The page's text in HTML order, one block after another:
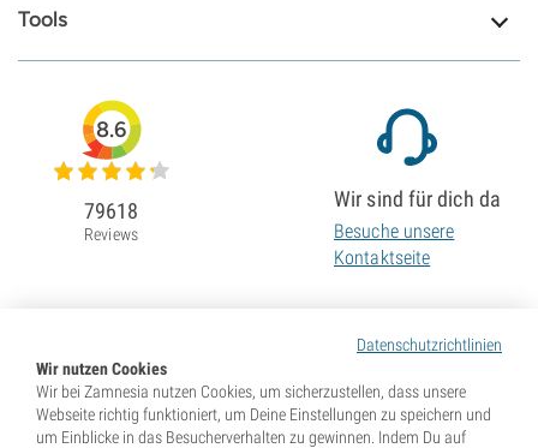
Tools
Datenschutzrichtlinien
Wir nutzen Cookies
Wir bei Zamnesia nutzen Cookies, um sicherzustellen, dass unsere
Webseite richtig funktioniert, um Deine Einstellungen zu speichern und
um Einblicke in das Besucherverhalten zu gewinnen. Indem Du auf
8.6
79618
Reviews
Wir sind für dich da
Besuche unsere
Kontaktseite